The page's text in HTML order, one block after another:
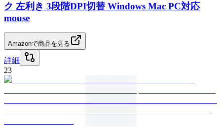
ク 左利き 3段階DPI切替 Windows Mac PC対応
mouse
Amazonで商品を見る
詳細
23